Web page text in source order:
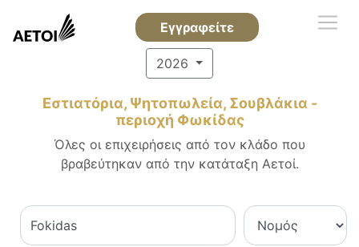
Εγγραφείτε
2026
Εστιατόρια, Ψητοπωλεία, Σουβλάκια -
περιοχή Φωκίδας
Όλες οι επιχειρήσεις από τον κλάδο που
βραβεύτηκαν από την κατάταξη Αετοί.